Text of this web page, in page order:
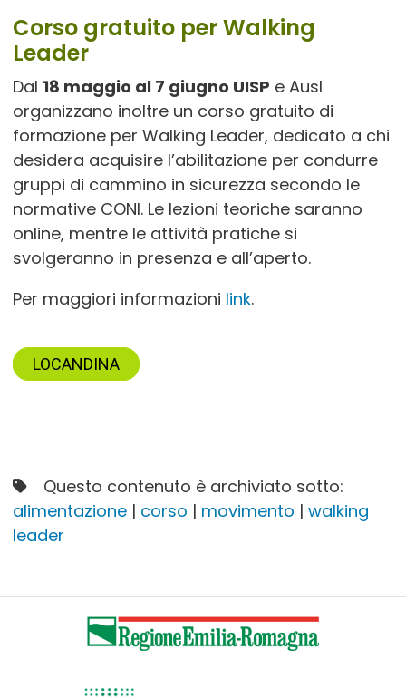
Corso gratuito per Walking
Leader
Dal 18 maggio al 7 giugno UISP e Ausl
organizzano inoltre un corso gratuito di
formazione per Walking Leader, dedicato a chi
desidera acquisire l’abilitazione per condurre
gruppi di cammino in sicurezza secondo le
normative CONI. Le lezioni teoriche saranno
online, mentre le attività pratiche si
svolgeranno in presenza e all’aperto.
Per maggiori informazioni link.
LOCANDINA
Questo contenuto è archiviato sotto:
alimentazione| corso | movimento | walking
leader